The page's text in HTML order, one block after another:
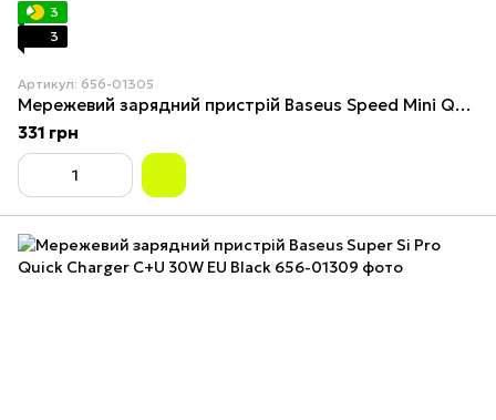
3
3
Артикул: 656-01305
Мережевий зарядний пристрій Baseus Speed Mini Quick Charger 1C 20W EU Black
331 грн